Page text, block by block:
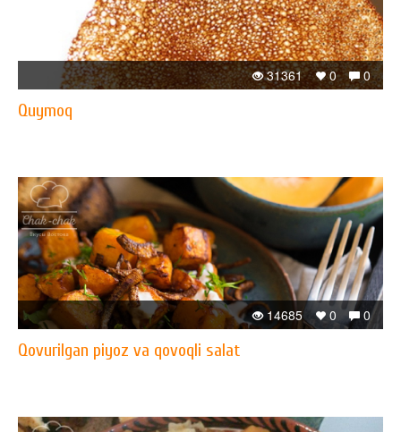
0
0
31361
Quymoq
0
0
14685
Qovurilgan piyoz va qovoqli salat